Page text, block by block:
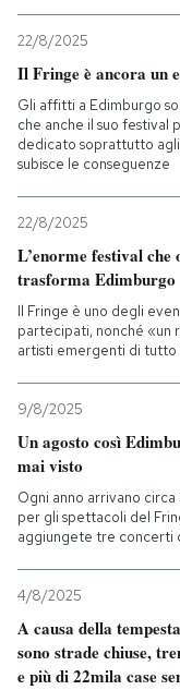
22/8/2025
Il Fringe è ancora un
Gli affitti a Edimburgo
che anche il suo festival
dedicato soprattutto
subisce le conseguenze
22/8/2025
L’enorme festival che
trasforma Edimburgo
Il Fringe è uno degli
partecipati, nonché «un
artisti emergenti di tutto
9/8/2025
Un agosto così
mai visto
Ogni anno arrivano
per gli spettacoli del
aggiungete tre concerti
4/8/2025
A causa della
sono strade chiuse,
e più di 22mila case